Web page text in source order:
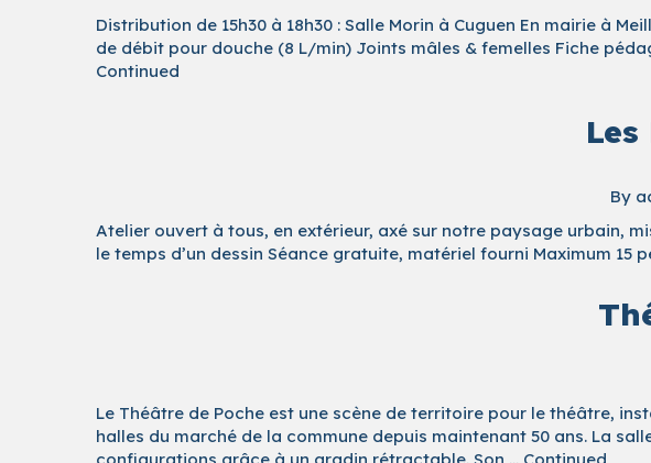
Distribution de 15h30 à 18h30 : Salle Morin à Cuguen En mairie à
de débit pour douche (8 L/min) Joints mâles & femelles Fiche
Continued
By
Atelier ouvert à tous, en extérieur, axé sur notre paysage urbain,
le temps d’un dessin Séance gratuite, matériel fourni Maximum 15
Le Théâtre de Poche est une scène de territoire pour le théâtre,
halles du marché de la commune depuis maintenant 50 ans. La